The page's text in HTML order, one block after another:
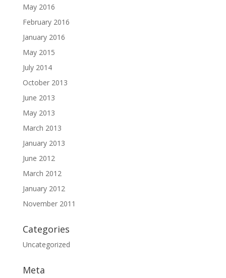
May 2016
February 2016
January 2016
May 2015
July 2014
October 2013
June 2013
May 2013
March 2013
January 2013
June 2012
March 2012
January 2012
November 2011
Categories
Uncategorized
Meta